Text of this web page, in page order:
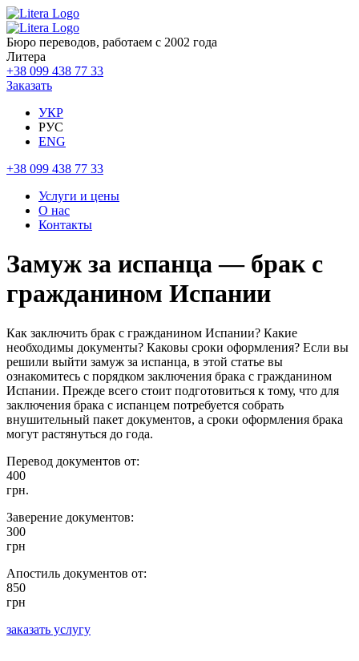
Бюро переводов, работаем с 2002 года
Литера
+38 099 438 77 33
Заказать
УКР
РУС
ENG
+38 099 438 77 33
Услуги и цены
О нас
Контакты
Замуж за испанца — брак с
гражданином Испании
Как заключить брак с гражданином Испании? Какие
необходимы документы? Каковы сроки оформления? Если вы
решили выйти замуж за испанца, в этой статье вы
ознакомитесь с порядком заключения брака с гражданином
Испании. Прежде всего стоит подготовиться к тому, что для
заключения брака с испанцем потребуется собрать
внушительный пакет документов, а сроки оформления брака
могут растянуться до года.
Перевод документов от:
400
грн.
Заверение документов:
300
грн
Апостиль документов от:
850
грн
заказать услугу